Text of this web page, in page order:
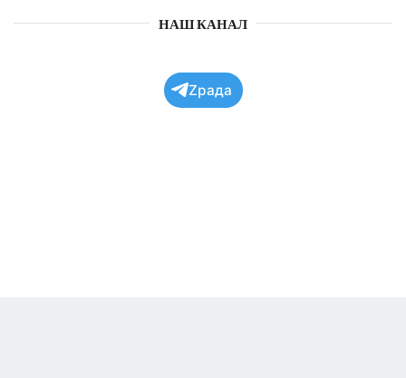
НАШ КАНАЛ
Zрада